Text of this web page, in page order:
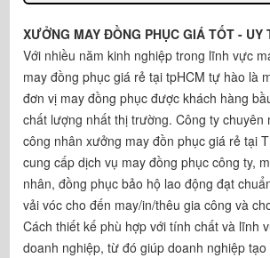
XƯỞNG MAY ĐỒNG PHỤC GIÁ TỐT - UY
Với nhiều năm kinh nghiệp trong lĩnh vực
may đồng phục giá rẻ tại tpHCM tự hào là
đơn vị may đồng phục được khách hàng
chất lượng nhất thị trường. Công ty chuyên
công nhân xưởng may đồn phục giá rẻ tại
cung cấp dịch vụ may đồng phục công ty,
nhân, đồng phục bảo hộ lao động đạt
vải vóc cho đến may/in/thêu gia công và
Cách thiết kế phù hợp với tính chất và lĩnh
doanh nghiệp, từ đó giúp doanh nghiệp